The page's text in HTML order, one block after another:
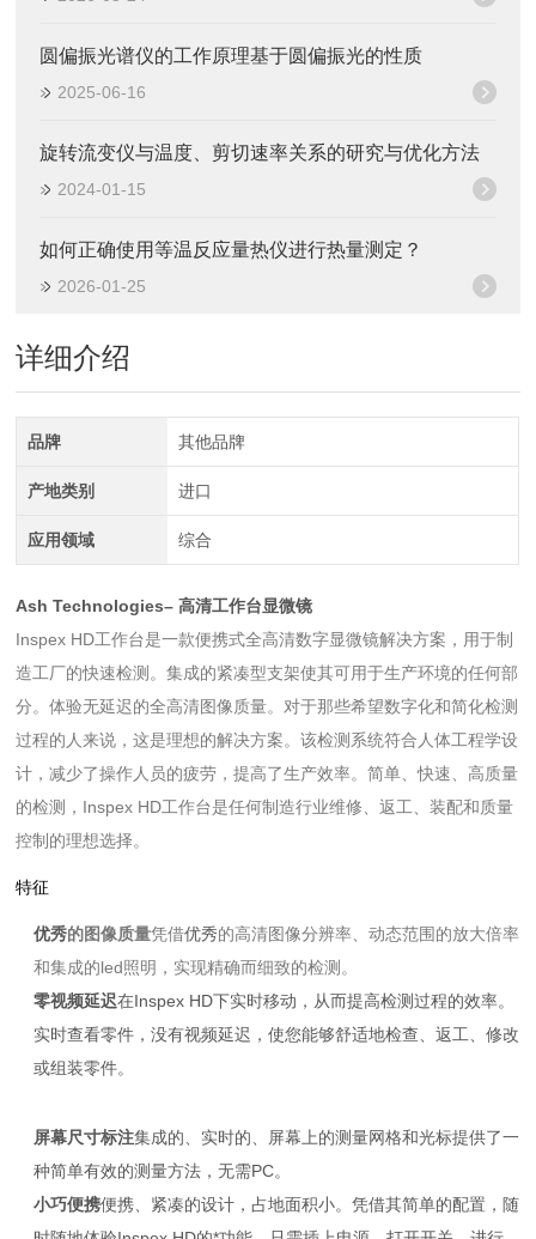
圆偏振光谱仪的工作原理基于圆偏振光的性质
2025-06-16
旋转流变仪与温度、剪切速率关系的研究与优化方法
2024-01-15
如何正确使用等温反应量热仪进行热量测定？
2026-01-25
详细介绍
品牌 其他品牌
产地类别 进口
应用领域 综合
Ash Technologies– 高清工作台显微镜
Inspex HD工作台是一款便携式全高清数字显微镜解决方案，用于制
造工厂的快速检测。集成的紧凑型支架使其可用于生产环境的任何部
分。体验无延迟的全高清图像质量。对于那些希望数字化和简化检测
过程的人来说，这是理想的解决方案。该检测系统符合人体工程学设
计，减少了操作人员的疲劳，提高了生产效率。简单、快速、高质量
的检测，Inspex HD工作台是任何制造行业维修、返工、装配和质量
控制的理想选择。
特征
优秀的图像质量凭借优秀的高清图像分辨率、动态范围的放大倍率
和集成的led照明，实现精确而细致的检测。
零视频延迟在Inspex HD下实时移动，从而提高检测过程的效率。
实时查看零件，没有视频延迟，使您能够舒适地检查、返工、修改
或组装零件。
屏幕尺寸标注集成的、实时的、屏幕上的测量网格和光标提供了一
种简单有效的测量方法，无需PC。
小巧便携便携、紧凑的设计，占地面积小。凭借其简单的配置，随